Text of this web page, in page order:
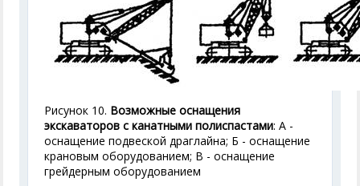
Рисунок 10. Возможные оснащения
экскаваторов с канатными полиспастами: А -
оснащение подвеской драглайна; Б - оснащение
крановым оборудованием; В - оснащение
грейдерным оборудованием